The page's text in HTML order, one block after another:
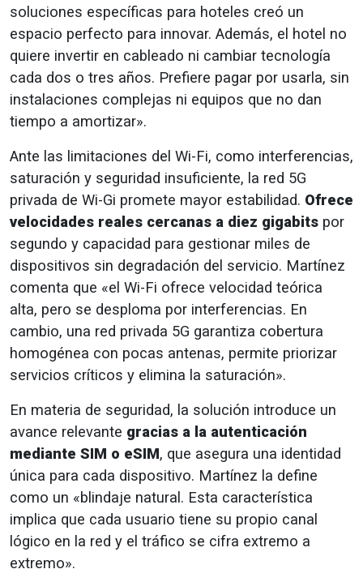
soluciones específicas para hoteles creó un
espacio perfecto para innovar. Además, el hotel no
quiere invertir en cableado ni cambiar tecnología
cada dos o tres años. Prefiere pagar por usarla, sin
instalaciones complejas ni equipos que no dan
tiempo a amortizar».
Ante las limitaciones del Wi-Fi, como interferencias,
saturación y seguridad insuficiente, la red 5G
privada de Wi-Gi promete mayor estabilidad. Ofrece
velocidades reales cercanas a diez gigabits por
segundo y capacidad para gestionar miles de
dispositivos sin degradación del servicio. Martínez
comenta que «el Wi-Fi ofrece velocidad teórica
alta, pero se desploma por interferencias. En
cambio, una red privada 5G garantiza cobertura
homogénea con pocas antenas, permite priorizar
servicios críticos y elimina la saturación».
En materia de seguridad, la solución introduce un
avance relevante gracias a la autenticación
mediante SIM o eSIM, que asegura una identidad
única para cada dispositivo. Martínez la define
como un «blindaje natural. Esta característica
implica que cada usuario tiene su propio canal
lógico en la red y el tráfico se cifra extremo a
extremo».